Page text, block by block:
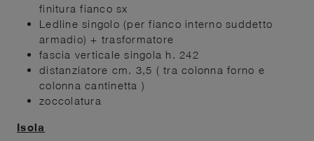
finitura fianco sx
Ledline singolo (per fianco interno suddetto
armadio) + trasformatore
fascia verticale singola h. 242
distanziatore cm. 3,5 ( tra colonna forno e
colonna cantinetta )
zoccolatura
Isola